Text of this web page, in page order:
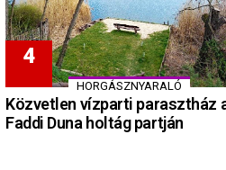
HORGÁSZNYARALÓ
Közvetlen vízparti parasztház
Faddi Duna holtág partján